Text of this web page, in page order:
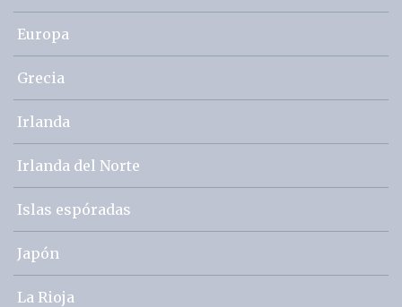
Europa
Grecia
Irlanda
Irlanda del Norte
Islas espóradas
Japón
La Rioja